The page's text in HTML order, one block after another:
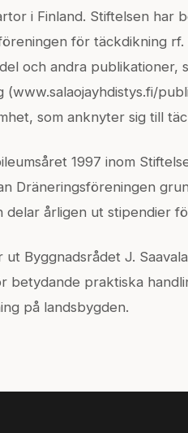
i Finland. Stiftelsen har
för täckdikning
och andra
(www.salaojayhdistys.fi/
som anknyter sig till
1997 inom
Dräneringsföreningen
delar årligen ut stipendier
ut Byggnadsrådet J.
betydande praktiska
på landsbygden.